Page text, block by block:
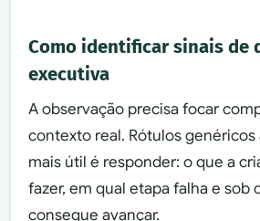
Como identificar sinais de
executiva
A observação precisa focar
contexto real. Rótulos
mais útil é responder: o que a
fazer, em qual etapa falha e sob
consegue avançar.